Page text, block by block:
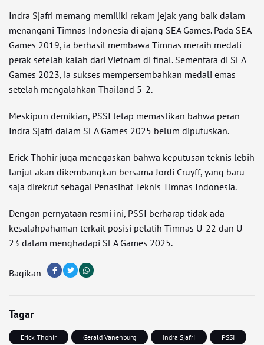
Indra Sjafri memang memiliki rekam jejak yang baik dalam
menangani Timnas Indonesia di ajang SEA Games. Pada SEA
Games 2019, ia berhasil membawa Timnas meraih medali
perak setelah kalah dari Vietnam di final. Sementara di SEA
Games 2023, ia sukses mempersembahkan medali emas
setelah mengalahkan Thailand 5-2.
Meskipun demikian, PSSI tetap memastikan bahwa peran
Indra Sjafri dalam SEA Games 2025 belum diputuskan.
Erick Thohir juga menegaskan bahwa keputusan teknis lebih
lanjut akan dikembangkan bersama Jordi Cruyff, yang baru
saja direkrut sebagai Penasihat Teknis Timnas Indonesia.
Dengan pernyataan resmi ini, PSSI berharap tidak ada
kesalahpahaman terkait posisi pelatih Timnas U-22 dan U-
23 dalam menghadapi SEA Games 2025.
Bagikan
Tagar
Erick Thohir Gerald Vanenburg Indra Sjafri PSSI